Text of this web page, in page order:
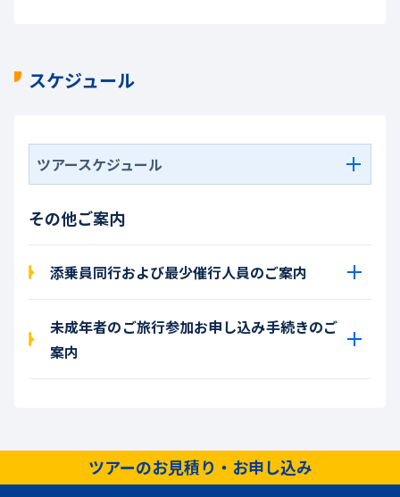
スケジュール
ツアースケジュール
その他ご案内
添乗員同行および最少催行人員のご案内
未成年者のご旅行参加お申し込み手続きのご
案内
ツアーのお見積り・お申し込み